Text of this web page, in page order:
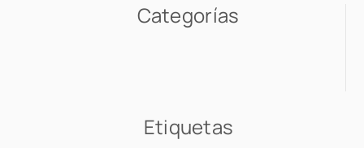
Categorías
Etiquetas